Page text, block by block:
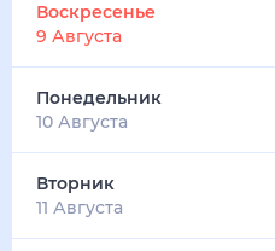
Воскресенье
9 Августа
Понедельник
10 Августа
Вторник
11 Августа